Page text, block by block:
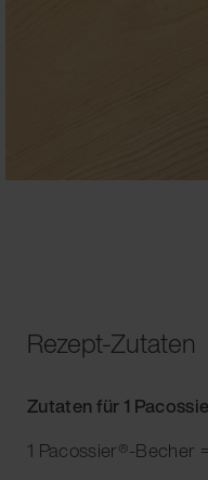
Rezept-Zutaten
Zutaten für 1
1 Pacossier®-Becher